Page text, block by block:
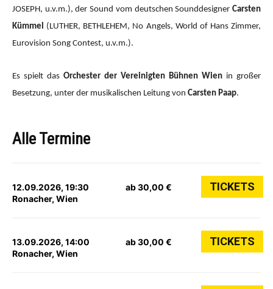
JOSEPH, u.v.m.), der Sound vom deutschen Sounddesigner Carsten
Kümmel (LUTHER, BETHLEHEM, No Angels, World of Hans Zimmer,
Eurovision Song Contest, u.v.m.).
Es spielt das Orchester der Vereinigten Bühnen Wien in großer
Besetzung, unter der musikalischen Leitung von Carsten Paap.
Alle Termine
12.09.2026, 19:30
Ronacher, Wien
ab 30,00 € TICKETS
13.09.2026, 14:00
Ronacher, Wien
ab 30,00 € TICKETS